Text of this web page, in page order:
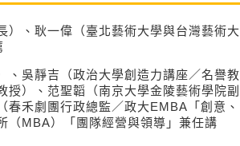
）、耿一偉（臺北藝術大學與台灣藝術大
、吳靜吉（政治大學創造力講座／名譽教
授）、范聖韜（南京大學金陵藝術學院副
春禾劇團行政總監／政大EMBA「創意、
（MBA）「團隊經營與領導」兼任講